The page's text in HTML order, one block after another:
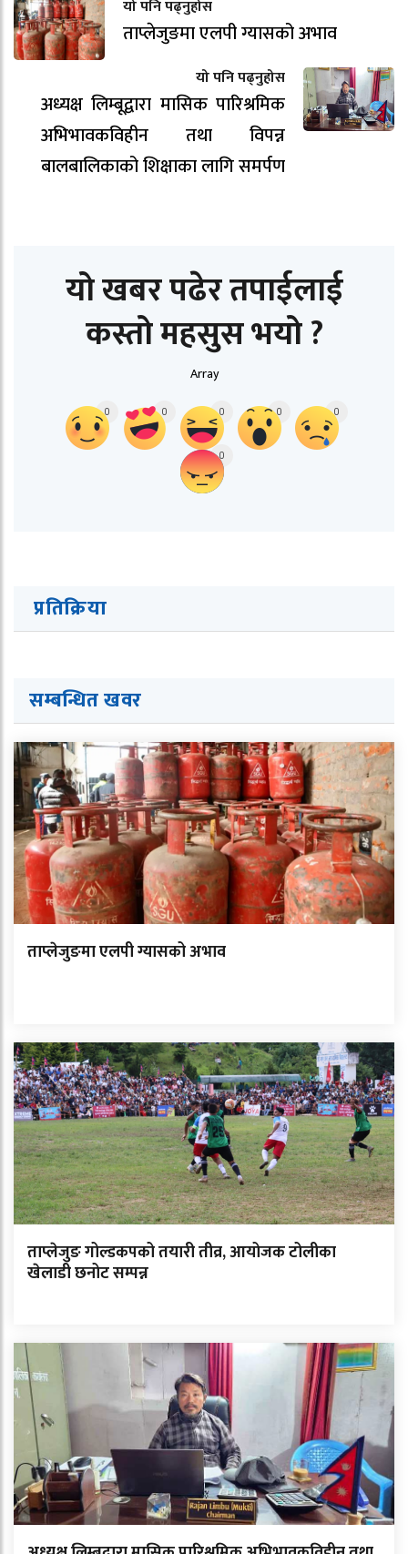
यो पनि पढ्नुहोस
ताप्लेजुङमा एलपी ग्यासको अभाव
यो पनि पढ्नुहोस
अध्यक्ष लिम्बूद्वारा मासिक पारिश्रमिक
अभिभावकविहीन तथा विपन्न
बालबालिकाको शिक्षाका लागि समर्पण
यो खबर पढेर तपाईलाई
कस्तो महसुस भयो ?
Array
0 0 0 0 0
0
प्रतिक्रिया
सम्बन्धित खवर
ताप्लेजुङमा एलपी ग्यासको अभाव
ताप्लेजुङ गोल्डकपको तयारी तीव्र, आयोजक टोलीका
खेलाडी छनोट सम्पन्न